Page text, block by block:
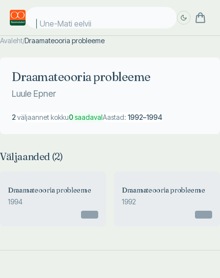
Une-Mati eelviim
Avaleht/Draamateooria probleeme
Draamateooria probleeme
Luule Epner
2väljaannet kokku0saadavalAastad: 1992–1994
Väljaanded (2)
Draamateooria probleeme
1994
Draamateooria probleeme
1992